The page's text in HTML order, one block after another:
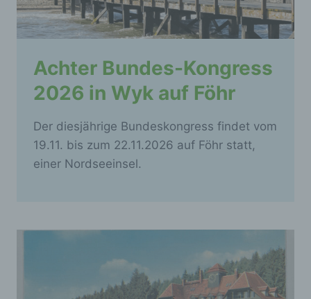
Achter Bundes-Kongress
2026 in Wyk auf Föhr
Der diesjährige Bundeskongress findet vom
19.11. bis zum 22.11.2026 auf Föhr statt,
einer Nordseeinsel.